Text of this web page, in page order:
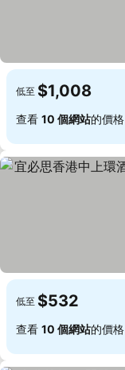
低至 $1,008
查看 10 個網站的價格
低至 $532
查看 10 個網站的價格